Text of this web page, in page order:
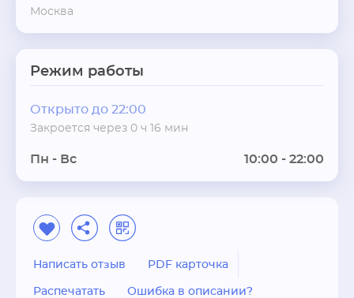
Москва
Режим работы
Открыто до 22:00
Закроется через 0 ч 16 мин
Пн - Вс 10:00 - 22:00
Написать отзыв PDF карточка
Распечатать Ошибка в описании?